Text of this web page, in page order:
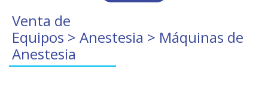
Venta de
Equipos > Anestesia > Máquinas de
Anestesia